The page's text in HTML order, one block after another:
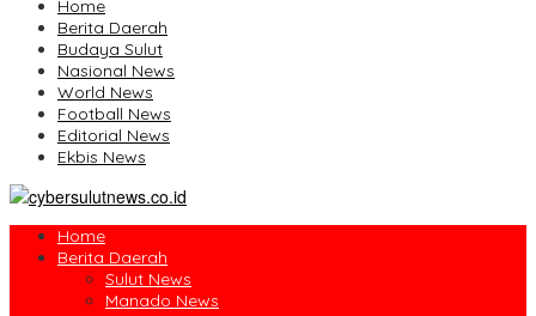
Home
Berita Daerah
Budaya Sulut
Nasional News
World News
Football News
Editorial News
Ekbis News
Home
Berita Daerah
Sulut News
Manado News